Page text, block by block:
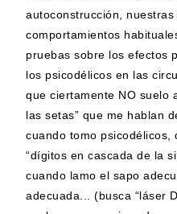
autoconstrucción,
comportamientos
pruebas sobre los efectos
los psicodélicos en las
que ciertamente NO suelo
las setas” que me hablan
cuando tomo
“dígitos en cascada de la
cuando lamo el sapo
adecuada... (busca “láser